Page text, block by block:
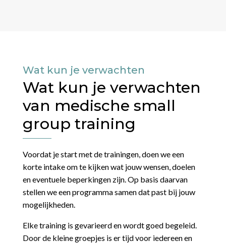
Wat kun je verwachten
Wat kun je verwachten
van medische small
group training
Voordat je start met de trainingen, doen we een
korte intake om te kijken wat jouw wensen, doelen
en eventuele beperkingen zijn. Op basis daarvan
stellen we een programma samen dat past bij jouw
mogelijkheden.
Elke training is gevarieerd en wordt goed begeleid.
Door de kleine groepjes is er tijd voor iedereen en